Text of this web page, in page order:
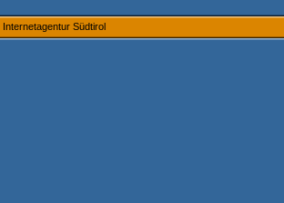
Internetagentur Südtirol